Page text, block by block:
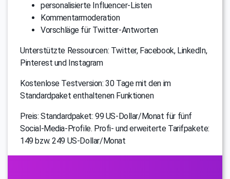
personalisierte Influencer-Listen
Kommentarmoderation
Vorschläge für Twitter-Antworten
Unterstützte Ressourcen: Twitter, Facebook, LinkedIn,
Pinterest und Instagram
Kostenlose Testversion: 30 Tage mit den im
Standardpaket enthaltenen Funktionen
Preis: Standardpaket: 99 US-Dollar/Monat für fünf
Social-Media-Profile. Profi- und erweiterte Tarifpakete:
149 bzw. 249 US-Dollar/Monat